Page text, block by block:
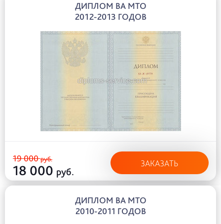
ДИПЛОМ ВА МТО
2012-2013 ГОДОВ
19 000руб.
18 000 руб.
ЗАКАЗАТЬ
ДИПЛОМ ВА МТО
2010-2011 ГОДОВ